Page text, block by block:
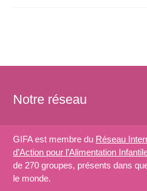
Notre réseau
GIFA est membre du Réseau
d’Action pour l’Alimentation
de 270 groupes, présents dans
le monde.